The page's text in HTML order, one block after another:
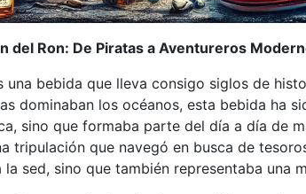
del Ron: De Piratas a Aventureros
una bebida que lleva consigo siglos de
dominaban los océanos, esta bebida ha
sino que formaba parte del día a día de
tripulación que navegó en busca de
la sed, sino que también representaba una